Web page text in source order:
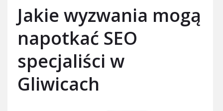
Jakie wyzwania mogą
napotkać SEO
specjaliści w
Gliwicach